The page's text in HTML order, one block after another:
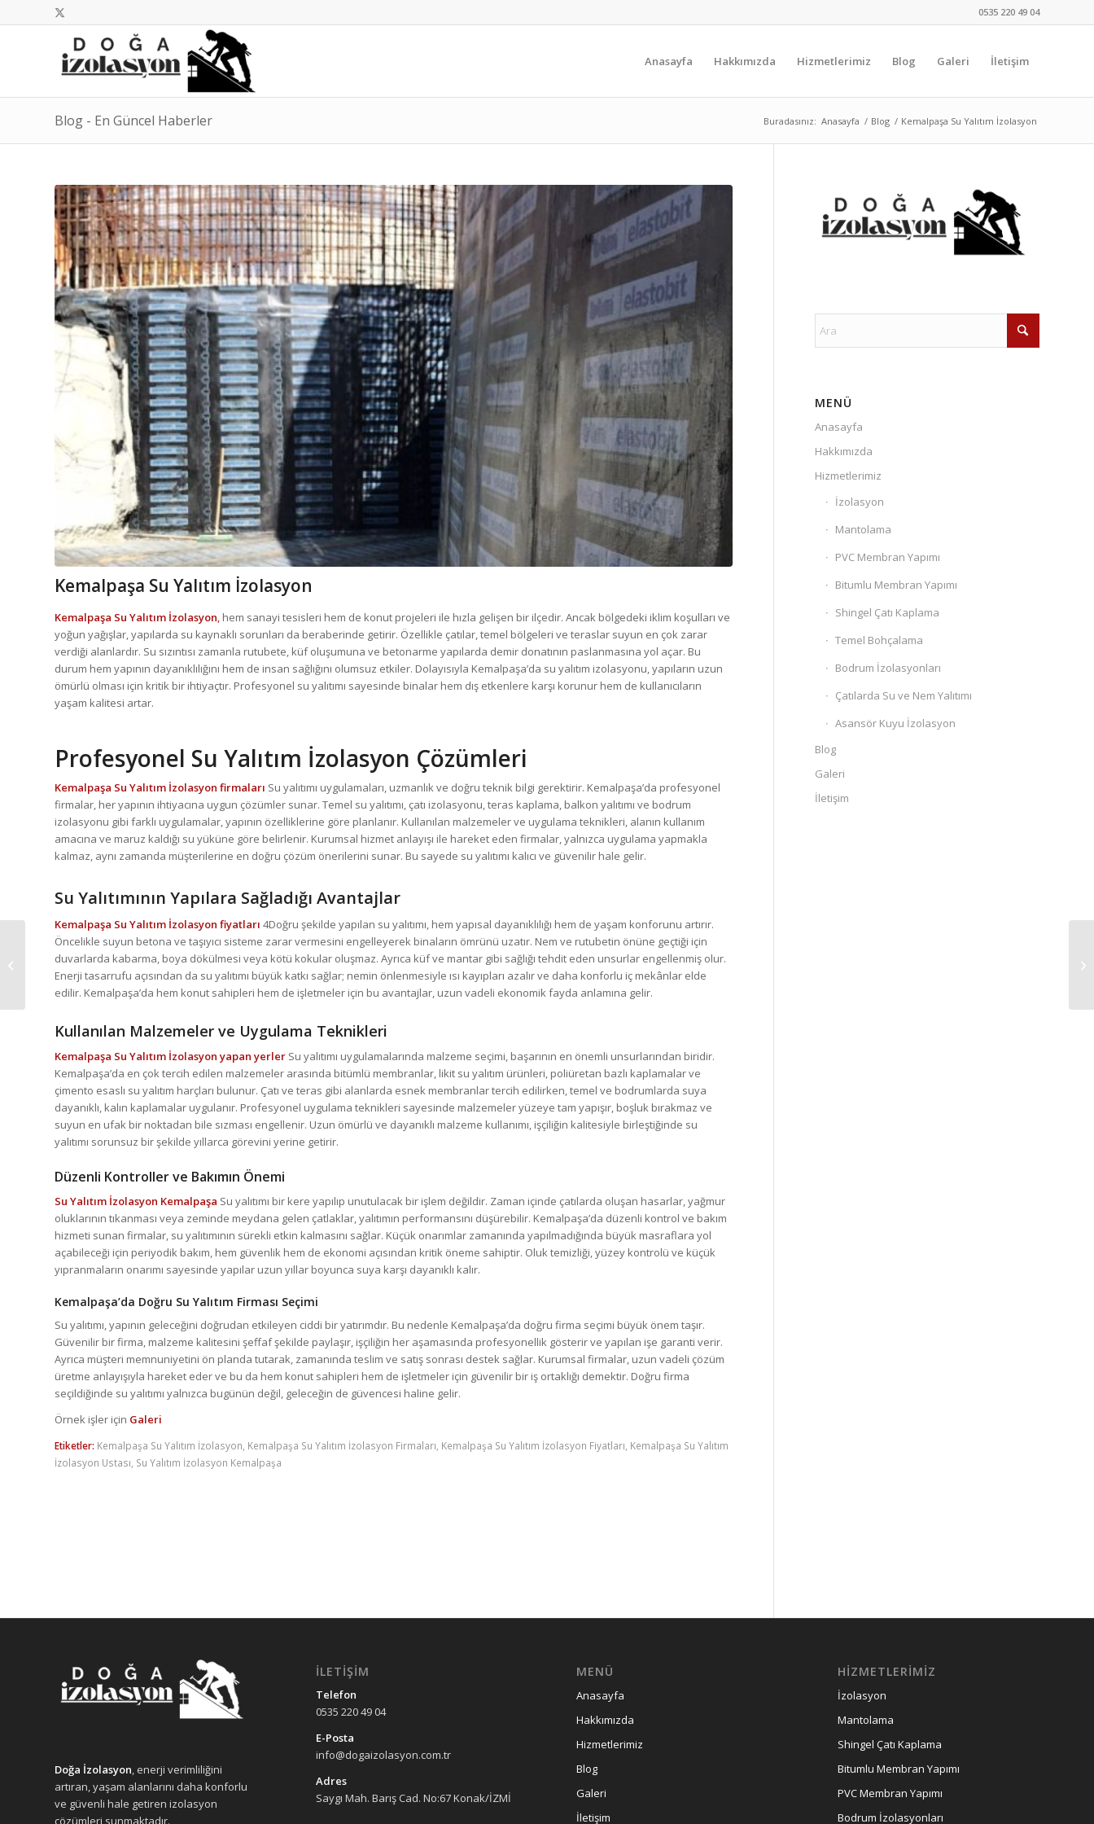
0535 220 49 04
Anasayfa Hakkımızda Hizmetlerimiz Blog Galeri İletişim
Blog - En Güncel Haberler Buradasınız: Anasayfa / Blog / Kemalpaşa Su Yalıtım İzolasyon
Kemalpaşa Su Yalıtım İzolasyon
Kemalpaşa Su Yalıtım İzolasyon, hem sanayi tesisleri hem de konut projeleri ile hızla gelişen bir ilçedir. Ancak bölgedeki iklim koşulları ve
yoğun yağışlar, yapılarda su kaynaklı sorunları da beraberinde getirir. Özellikle çatılar, temel bölgeleri ve teraslar suyun en çok zarar
verdiği alanlardır. Su sızıntısı zamanla rutubete, küf oluşumuna ve betonarme yapılarda demir donatının paslanmasına yol açar. Bu
durum hem yapının dayanıklılığını hem de insan sağlığını olumsuz etkiler. Dolayısıyla Kemalpaşa’da su yalıtım izolasyonu, yapıların uzun
ömürlü olması için kritik bir ihtiyaçtır. Profesyonel su yalıtımı sayesinde binalar hem dış etkenlere karşı korunur hem de kullanıcıların
yaşam kalitesi artar.
Profesyonel Su Yalıtım İzolasyon Çözümleri
Kemalpaşa Su Yalıtım İzolasyon firmaları Su yalıtımı uygulamaları, uzmanlık ve doğru teknik bilgi gerektirir. Kemalpaşa’da profesyonel
firmalar, her yapının ihtiyacına uygun çözümler sunar. Temel su yalıtımı, çatı izolasyonu, teras kaplama, balkon yalıtımı ve bodrum
izolasyonu gibi farklı uygulamalar, yapının özelliklerine göre planlanır. Kullanılan malzemeler ve uygulama teknikleri, alanın kullanım
amacına ve maruz kaldığı su yüküne göre belirlenir. Kurumsal hizmet anlayışı ile hareket eden firmalar, yalnızca uygulama yapmakla
kalmaz, aynı zamanda müşterilerine en doğru çözüm önerilerini sunar. Bu sayede su yalıtımı kalıcı ve güvenilir hale gelir.
Su Yalıtımının Yapılara Sağladığı Avantajlar
Kemalpaşa Su Yalıtım İzolasyon fiyatları 4Doğru şekilde yapılan su yalıtımı, hem yapısal dayanıklılığı hem de yaşam konforunu artırır.
Öncelikle suyun betona ve taşıyıcı sisteme zarar vermesini engelleyerek binaların ömrünü uzatır. Nem ve rutubetin önüne geçtiği için
duvarlarda kabarma, boya dökülmesi veya kötü kokular oluşmaz. Ayrıca küf ve mantar gibi sağlığı tehdit eden unsurlar engellenmiş olur.
Enerji tasarrufu açısından da su yalıtımı büyük katkı sağlar; nemin önlenmesiyle ısı kayıpları azalır ve daha konforlu iç mekânlar elde
edilir. Kemalpaşa’da hem konut sahipleri hem de işletmeler için bu avantajlar, uzun vadeli ekonomik fayda anlamına gelir.
Kullanılan Malzemeler ve Uygulama Teknikleri
Kemalpaşa Su Yalıtım İzolasyon yapan yerler Su yalıtımı uygulamalarında malzeme seçimi, başarının en önemli unsurlarından biridir.
Kemalpaşa’da en çok tercih edilen malzemeler arasında bitümlü membranlar, likit su yalıtım ürünleri, poliüretan bazlı kaplamalar ve
çimento esaslı su yalıtım harçları bulunur. Çatı ve teras gibi alanlarda esnek membranlar tercih edilirken, temel ve bodrumlarda suya
dayanıklı, kalın kaplamalar uygulanır. Profesyonel uygulama teknikleri sayesinde malzemeler yüzeye tam yapışır, boşluk bırakmaz ve
suyun en ufak bir noktadan bile sızması engellenir. Uzun ömürlü ve dayanıklı malzeme kullanımı, işçiliğin kalitesiyle birleştiğinde su
yalıtımı sorunsuz bir şekilde yıllarca görevini yerine getirir.
Düzenli Kontroller ve Bakımın Önemi
Su Yalıtım İzolasyon Kemalpaşa Su yalıtımı bir kere yapılıp unutulacak bir işlem değildir. Zaman içinde çatılarda oluşan hasarlar, yağmur
oluklarının tıkanması veya zeminde meydana gelen çatlaklar, yalıtımın performansını düşürebilir. Kemalpaşa’da düzenli kontrol ve bakım
hizmeti sunan firmalar, su yalıtımının sürekli etkin kalmasını sağlar. Küçük onarımlar zamanında yapılmadığında büyük masraflara yol
açabileceği için periyodik bakım, hem güvenlik hem de ekonomi açısından kritik öneme sahiptir. Oluk temizliği, yüzey kontrolü ve küçük
yıpranmaların onarımı sayesinde yapılar uzun yıllar boyunca suya karşı dayanıklı kalır.
Kemalpaşa’da Doğru Su Yalıtım Firması Seçimi
Su yalıtımı, yapının geleceğini doğrudan etkileyen ciddi bir yatırımdır. Bu nedenle Kemalpaşa’da doğru firma seçimi büyük önem taşır.
Güvenilir bir firma, malzeme kalitesini şeffaf şekilde paylaşır, işçiliğin her aşamasında profesyonellik gösterir ve yapılan işe garanti verir.
Ayrıca müşteri memnuniyetini ön planda tutarak, zamanında teslim ve satış sonrası destek sağlar. Kurumsal firmalar, uzun vadeli çözüm
üretme anlayışıyla hareket eder ve bu da hem konut sahipleri hem de işletmeler için güvenilir bir iş ortaklığı demektir. Doğru firma
seçildiğinde su yalıtımı yalnızca bugünün değil, geleceğin de güvencesi haline gelir.
Örnek işler için Galeri
Etiketler: Kemalpaşa Su Yalıtım İzolasyon Kemalpaşa Su Yalıtım İzolasyon Firmaları Kemalpaşa Su Yalıtım İzolasyon Fiyatları Kemalpaşa Su Yalıtım
İzolasyon Ustası Su Yalıtım İzolasyon Kemalpaşa
MENÜ
Anasayfa
Hakkımızda
Hizmetlerimiz
İzolasyon
Mantolama
PVC Membran Yapımı
Bitumlu Membran Yapımı
Shingel Çatı Kaplama
Temel Bohçalama
Bodrum İzolasyonları
Çatılarda Su ve Nem Yalıtımı
Asansör Kuyu İzolasyon
Blog
Galeri
İletişim
Doğa İzolasyon, enerji verimliliğini
artıran, yaşam alanlarını daha konforlu
ve güvenli hale getiren izolasyon
çözümleri sunmaktadır.
İLETIŞIM
Telefon
0535 220 49 04
E-Posta
info@dogaizolasyon.com.tr
Adres
Saygı Mah. Barış Cad. No:67 Konak/İZMİ
MENÜ
Anasayfa
Hakkımızda
Hizmetlerimiz
Blog
Galeri
İletişim
HIZMETLERIMIZ
İzolasyon
Mantolama
Shingel Çatı Kaplama
Bitumlu Membran Yapımı
PVC Membran Yapımı
Bodrum İzolasyonları
Kemalpaşa Teras
İzolasyon